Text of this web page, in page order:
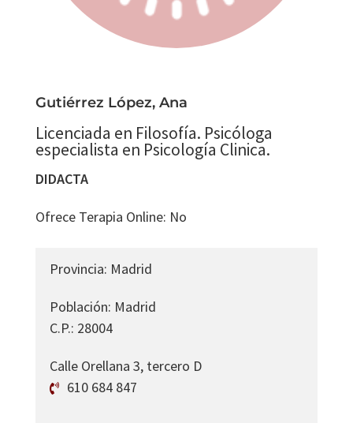
Gutiérrez López, Ana
Licenciada en Filosofía. Psicóloga
especialista en Psicología Clinica.
DIDACTA
Ofrece Terapia Online: No
Provincia: Madrid
Población: Madrid
C.P.: 28004
Calle Orellana 3, tercero D
610 684 847